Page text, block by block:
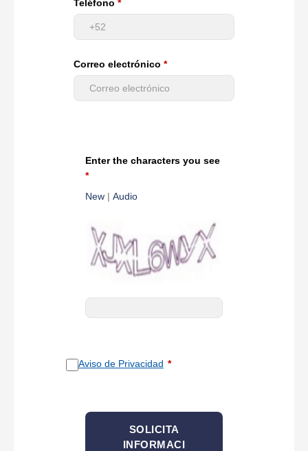
Teléfono
Correo electrónico
Enter the characters you see
New | Audio
Aviso de Privacidad
SOLICITA
INFORMACI